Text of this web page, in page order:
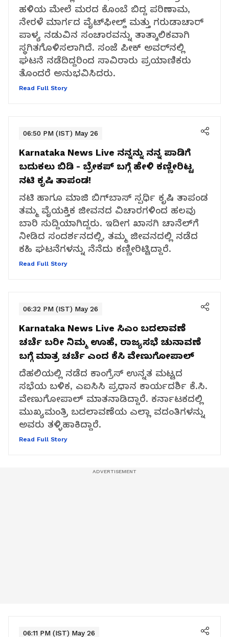
ಹಳಿಯ ಮೇಲೆ ಮರದ ಕೊಂಬೆ ಬಿದ್ದ ಪರಿಣಾಮ,
ನೇರಳೆ ಮಾರ್ಗದ ವೈಟ್‌ಫೀಲ್ಡ್ ಮತ್ತು ಗರುಡಾಚಾರ್
ಪಾಳ್ಯ ನಡುವಿನ ಸಂಚಾರವನ್ನು ತಾತ್ಕಾಲಿಕವಾಗಿ
ಸ್ಥಗಿತಗೊಳಿಸಲಾಗಿದೆ. ಸಂಜೆ ಪೀಕ್ ಅವರ್‌ನಲ್ಲಿ
ಘಟನೆ ನಡೆದಿದ್ದರಿಂದ ಸಾವಿರಾರು ಪ್ರಯಾಣಿಕರು
ತೊಂದರೆ ಅನುಭವಿಸಿದರು.
Read Full Story
06:50 PM (IST) May 26
Karnataka News Live ನನ್ನನ್ನು ನನ್ನ ಪಾಡಿಗೆ
ಬದುಕಲು ಬಿಡಿ - ಬ್ರೇಕಪ್ ಬಗ್ಗೆ ಹೇಳಿ ಕಣ್ಣೀರಿಟ್ಟ
ನಟಿ ಕೃಷಿ ತಾಪಂಡ!
ನಟಿ ಹಾಗೂ ಮಾಜಿ ಬಿಗ್‌ಬಾಸ್ ಸ್ಪರ್ಧಿ ಕೃಷಿ ತಾಪಂಡ
ತಮ್ಮ ವೈಯಕ್ತಿಕ ಜೀವನದ ವಿಚಾರಗಳಿಂದ ಹಲವು
ಬಾರಿ ಸುದ್ದಿಯಾಗಿದ್ದರು. ಇದೀಗ ಖಾಸಗಿ ಚಾನೆಲ್‌ಗೆ
ನೀಡಿದ ಸಂದರ್ಶನದಲ್ಲಿ, ತಮ್ಮ ಜೀವನದಲ್ಲಿ ನಡೆದ
ಕಹಿ ಘಟನೆಗಳನ್ನು ನೆನೆದು ಕಣ್ಣೀರಿಟ್ಟಿದ್ದಾರೆ.
Read Full Story
06:32 PM (IST) May 26
Karnataka News Live ಸಿಎಂ ಬದಲಾವಣೆ
ಚರ್ಚೆ ಬರೀ ನಿಮ್ಮ ಊಹೆ, ರಾಜ್ಯಸಭೆ ಚುನಾವಣೆ
ಬಗ್ಗೆ ಮಾತ್ರ ಚರ್ಚೆ ಎಂದ ಕೆಸಿ ವೇಣುಗೋಪಾಲ್‌
ದೆಹಲಿಯಲ್ಲಿ ನಡೆದ ಕಾಂಗ್ರೆಸ್ ಉನ್ನತ ಮಟ್ಟದ
ಸಭೆಯ ಬಳಿಕ, ಎಐಸಿಸಿ ಪ್ರಧಾನ ಕಾರ್ಯದರ್ಶಿ ಕೆ.ಸಿ.
ವೇಣುಗೋಪಾಲ್ ಮಾತನಾಡಿದ್ದಾರೆ. ಕರ್ನಾಟಕದಲ್ಲಿ
ಮುಖ್ಯಮಂತ್ರಿ ಬದಲಾವಣೆಯ ಎಲ್ಲಾ ವದಂತಿಗಳನ್ನು
ಅವರು ತಳ್ಳಿಹಾಕಿದ್ದಾರೆ.
Read Full Story
06:11 PM (IST) May 26